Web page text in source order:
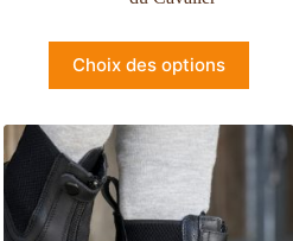
Choix des options